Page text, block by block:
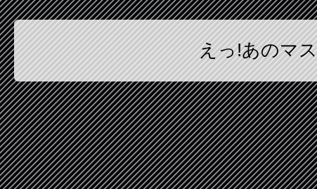
えっ!あのマ